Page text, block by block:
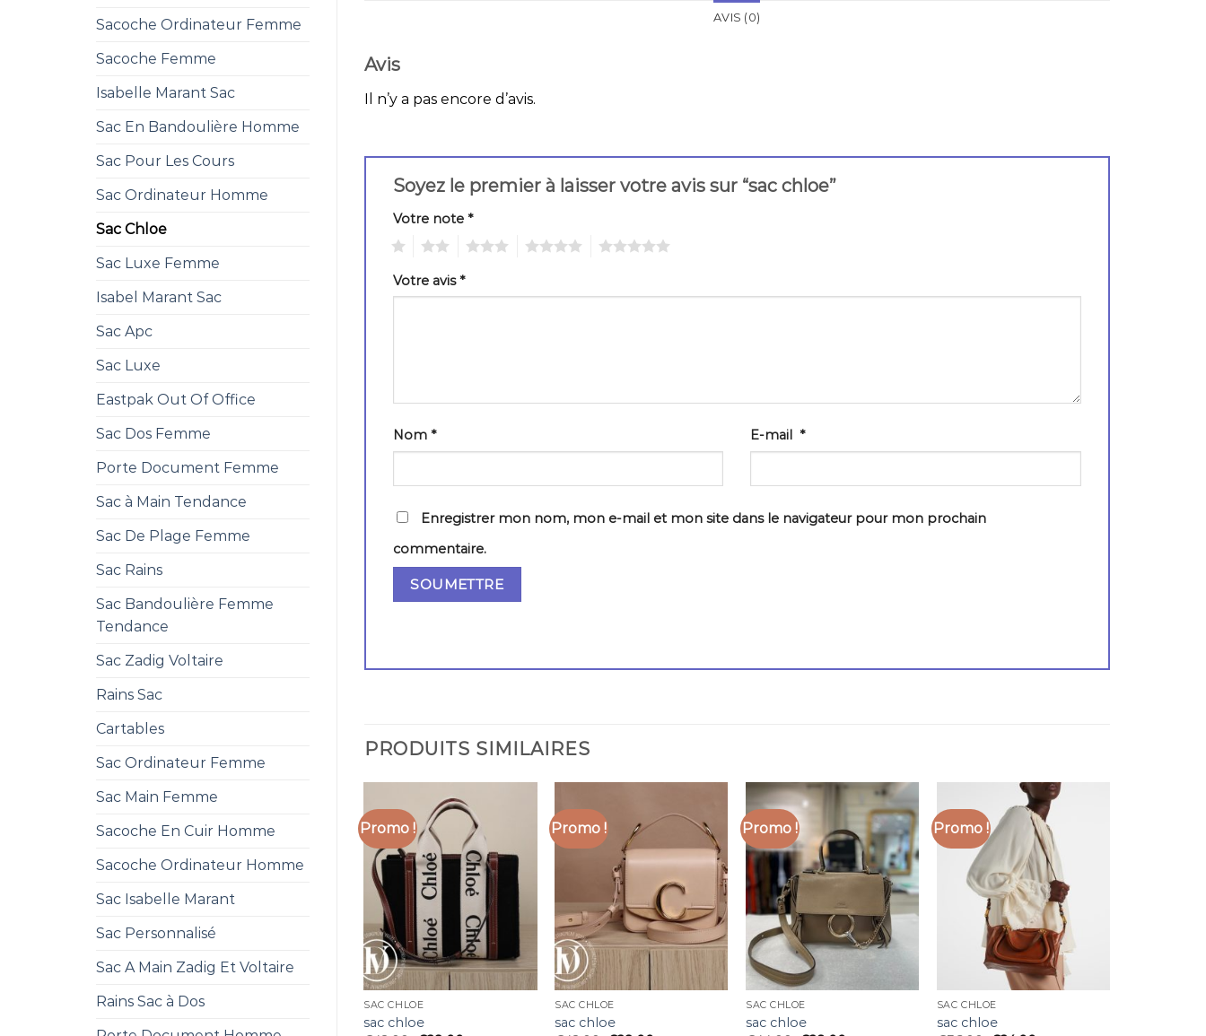
Sacoche Ordinateur Femme
Sacoche Femme
Isabelle Marant Sac
Sac En Bandoulière Homme
Sac Pour Les Cours
Sac Ordinateur Homme
Sac Chloe
Sac Luxe Femme
Isabel Marant Sac
Sac Apc
Sac Luxe
Eastpak Out Of Office
Sac Dos Femme
Porte Document Femme
Sac à Main Tendance
Sac De Plage Femme
Sac Rains
Sac Bandoulière Femme
Tendance
Sac Zadig Voltaire
Rains Sac
Cartables
Sac Ordinateur Femme
Sac Main Femme
Sacoche En Cuir Homme
Sacoche Ordinateur Homme
Sac Isabelle Marant
Sac Personnalisé
Sac A Main Zadig Et Voltaire
Rains Sac à Dos
AVIS (0)
Avis
Il n’y a pas encore d’avis.
Soyez le premier à laisser votre avis sur “sac chloe”
Votre note *
Votre avis*
Nom * E-mail*
Enregistrer mon nom, mon e-mail et mon site dans le navigateur pour mon prochain
commentaire.
PRODUITS SIMILAIRES
Promo !
SAC CHLOE
sac chloe
Promo !
SAC CHLOE
sac chloe
Promo !
SAC CHLOE
sac chloe
Promo !
SAC CHLOE
sac chloe